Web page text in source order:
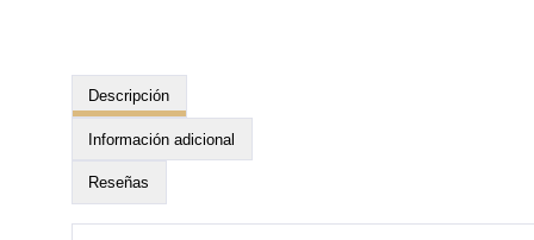
Descripción
Información adicional
Reseñas